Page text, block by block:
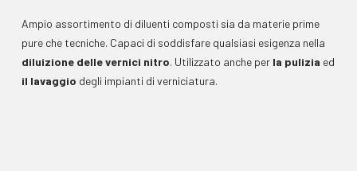
Ampio assortimento di diluenti composti sia da materie prime
pure che tecniche. Capaci di soddisfare qualsiasi esigenza nella
diluizione delle vernici nitro. Utilizzato anche per la pulizia ed
il lavaggio degli impianti di verniciatura.